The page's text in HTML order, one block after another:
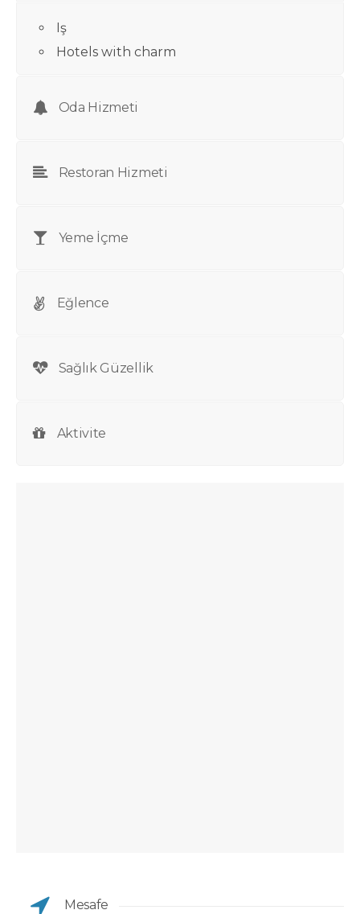
Iş
Hotels with charm
Oda Hizmeti
Restoran Hizmeti
Yeme İçme
Eğlence
Sağlık Güzellik
Aktivite
Mesafe